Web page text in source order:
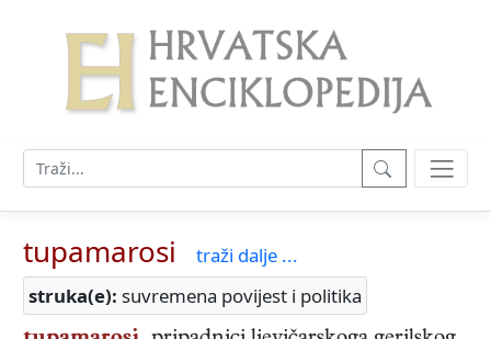
tupamarosi
traži dalje ...
struka(e): suvremena povijest i politika